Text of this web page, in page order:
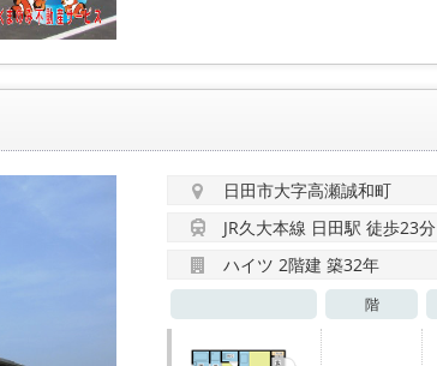
日田市大字高瀬誠和町
JR久大本線 日田駅 徒歩23分
ハイツ 2階建 築32年
階